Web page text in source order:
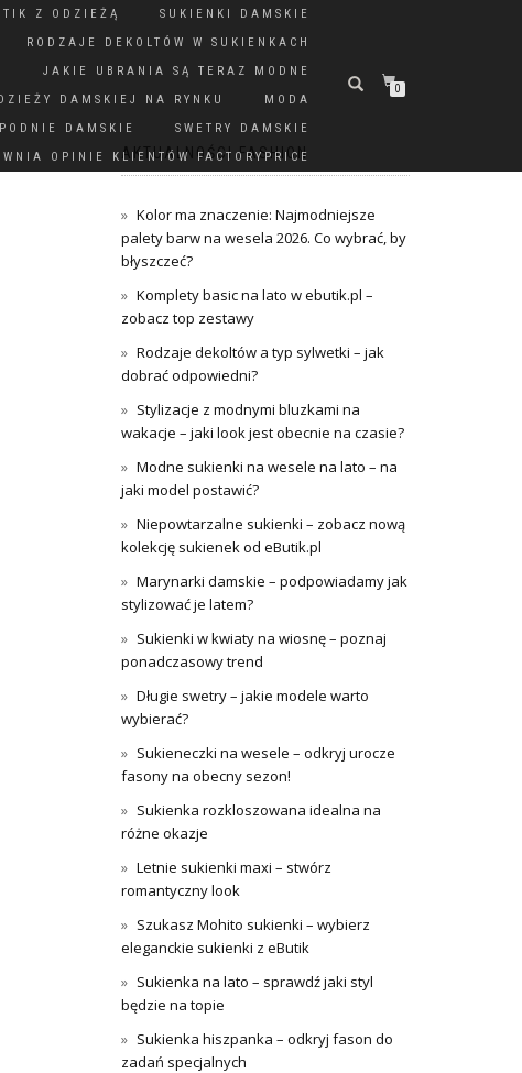
Z ODZIEŻĄ
SUKIENKI DAMSKIE
RODZAJE DEKOLTÓW W SUKIENKACH
JAKIE UBRANIA SĄ TERAZ MODNE
DAMSKIEJ NA RYNKU
MODA
DAMSKIE
SWETRY DAMSKIE
OPINIE KLIENTÓW FACTORYPRICE
0
AKTUALNOŚCI FASHION
Kolor ma znaczenie: Najmodniejsze
palety barw na wesela 2026. Co wybrać, by
błyszczeć?
Komplety basic na lato w ebutik.pl –
zobacz top zestawy
Rodzaje dekoltów a typ sylwetki – jak
dobrać odpowiedni?
Stylizacje z modnymi bluzkami na
wakacje – jaki look jest obecnie na czasie?
Modne sukienki na wesele na lato – na
jaki model postawić?
Niepowtarzalne sukienki – zobacz nową
kolekcję sukienek od eButik.pl
Marynarki damskie – podpowiadamy jak
stylizować je latem?
Sukienki w kwiaty na wiosnę – poznaj
ponadczasowy trend
Długie swetry – jakie modele warto
wybierać?
Sukieneczki na wesele – odkryj urocze
fasony na obecny sezon!
Sukienka rozkloszowana idealna na
różne okazje
Letnie sukienki maxi – stwórz
romantyczny look
Szukasz Mohito sukienki – wybierz
eleganckie sukienki z eButik
Sukienka na lato – sprawdź jaki styl
będzie na topie
Sukienka hiszpanka – odkryj fason do
zadań specjalnych